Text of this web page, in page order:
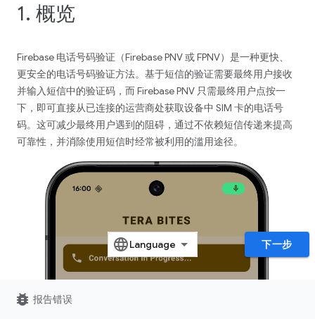
1. 概览
Firebase 电话号码验证（Firebase PNV 或 FPNV）是一种更快、
更安全的电话号码验证方法。基于短信的验证需要最终用户接收
并输入短信中的验证码，而 Firebase PNV 只需最终用户点按一
下，即可直接从已连接的运营商处获取设备中 SIM 卡的电话号
码。这可减少最终用户遇到的阻碍，通过不依赖短信传递来提高
可靠性，并消除使用短信时经常被利用的滥用途径。
下一步
bug_report 报告错误